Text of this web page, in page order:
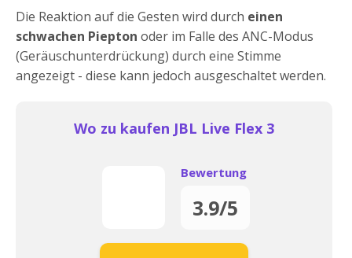
Die Reaktion auf die Gesten wird durch einen
schwachen Piepton oder im Falle des ANC-Modus
(Geräuschunterdrückung) durch eine Stimme
angezeigt - diese kann jedoch ausgeschaltet werden.
Wo zu kaufen JBL Live Flex 3
Bewertung
3.9/5